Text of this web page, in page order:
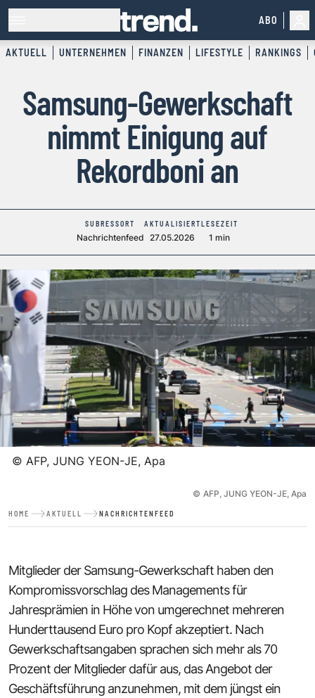
ABO
AKTUELL UNTERNEHMEN FINANZEN LIFESTYLE RANKINGS
Samsung-Gewerkschaft
nimmt Einigung auf
Rekordboni an
SUBRESSORT
Nachrichtenfeed
AKTUALISIERT
27.05.2026
LESEZEIT
1 min
© AFP, JUNG YEON-JE, Apa
© AFP, JUNG YEON-JE, Apa
HOME AKTUELL NACHRICHTENFEED
Mitglieder der Samsung-Gewerkschaft haben den
Kompromissvorschlag des Managements für
Jahresprämien in Höhe von umgerechnet mehreren
Hunderttausend Euro pro Kopf akzeptiert. Nach
Gewerkschaftsangaben sprachen sich mehr als 70
Prozent der Mitglieder dafür aus, das Angebot der
Geschäftsführung anzunehmen, mit dem jüngst ein